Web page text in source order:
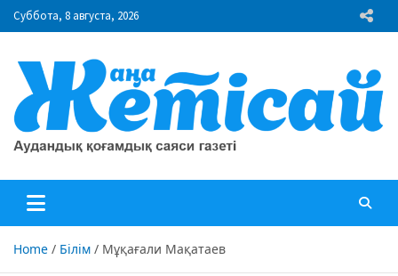
Skip
to
Суббота, 8 августа, 2026
"Жаңа Жетісай" газеті
Home Білім Мұқағали Мақатаев